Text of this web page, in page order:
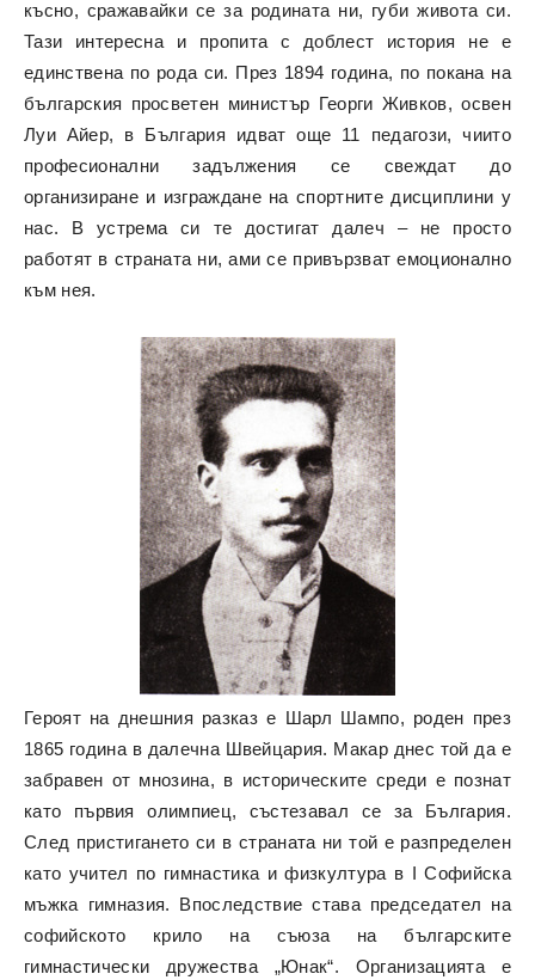
късно, сражавайки се за родината ни, губи живота си.
Тази интересна и пропита с доблест история не е
единствена по рода си. През 1894 година, по покана на
българския просветен министър Георги Живков, освен
Луи Айер, в България идват още 11 педагози, чиито
професионални задължения се свеждат до
организиране и изграждане на спортните дисциплини у
нас. В устрема си те достигат далеч – не просто
работят в страната ни, ами се привързват емоционално
към нея.
Героят на днешния разказ е Шарл Шампо, роден през
1865 година в далечна Швейцария. Макар днес той да е
забравен от мнозина, в историческите среди е познат
като първия олимпиец, състезавал се за България.
След пристигането си в страната ни той е разпределен
като учител по гимнастика и физкултура в I Софийска
мъжка гимназия. Впоследствие става председател на
софийското крило на съюза на българските
гимнастически дружества „Юнак“. Организацията е